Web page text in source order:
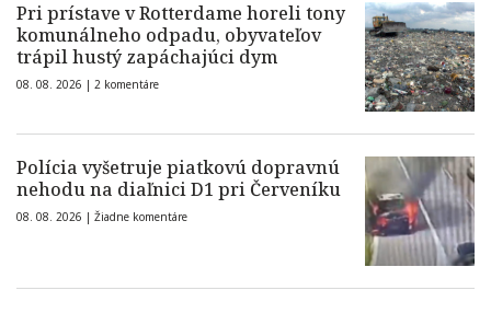
Pri prístave v Rotterdame horeli tony
komunálneho odpadu, obyvateľov
trápil hustý zapáchajúci dym
08. 08. 2026 | 2 komentáre
Polícia vyšetruje piatkovú dopravnú
nehodu na diaľnici D1 pri Červeníku
08. 08. 2026 | Žiadne komentáre